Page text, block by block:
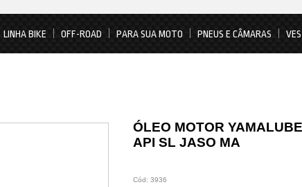
LINHA BIKE OFF-ROAD PARA SUA MOTO PNEUS E CÂMARAS
ÓLEO MOTOR
API SL JASO MA
Cód: 3936